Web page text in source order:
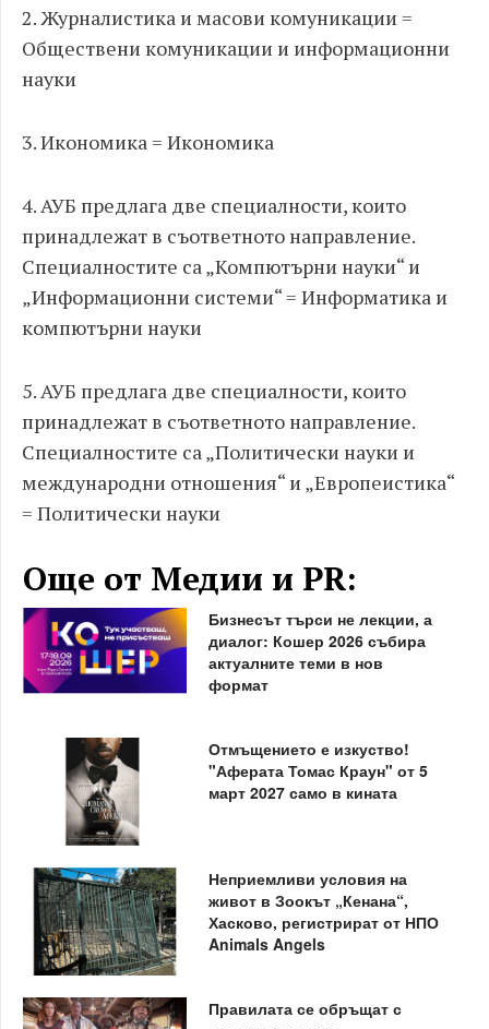
2. Журналистика и масови комуникации =
Обществени комуникации и информационни
науки
3. Икономика = Икономика
4. АУБ предлага две специалности, които
принадлежат в съответното направление.
Специалностите са „Компютърни науки“ и
„Информационни системи“ = Информатика и
компютърни науки
5. АУБ предлага две специалности, които
принадлежат в съответното направление.
Специалностите са „Политически науки и
международни отношения“ и „Европеистика“
= Политически науки
Още от Медии и PR:
Бизнесът търси не лекции, а
диалог: Кошер 2026 събира
актуалните теми в нов
формат
Отмъщението е изкуство!
"Аферата Томас Краун" от 5
март 2027 само в кината
Неприемливи условия на
живот в Зоокът „Кенана“,
Хасково, регистрират от НПО
Animals Angels
Правилата се обръщат с